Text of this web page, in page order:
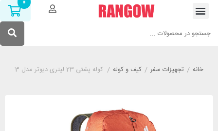
خانه/ تجهیزات سفر/ کیف و کوله/ کوله پشتی 23 لیتری دیوتر مدل DEUTER AC LITE 23 آجری روشن